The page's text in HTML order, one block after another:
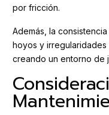
por fricción.
Además, la
hoyos y irregularidades
creando un entorno de